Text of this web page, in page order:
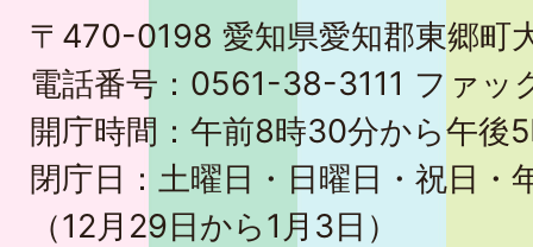
〒470-0198 愛知県愛知郡東郷町
電話番号：0561-38-3111 ファ
開庁時間：午前8時30分から午後
閉庁日：土曜日・日曜日・祝日・
（12月29日から1月3日）